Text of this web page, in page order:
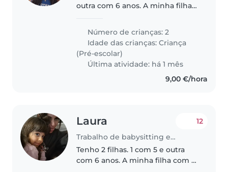
outra com 6 anos. A minha filha
as duas super amigaveis e
independentes. Gostam muito
de brincar e fazer atividades. Ja..
Número de crianças: 2
Idade das crianças:Criança
(Pré-escolar)
Última atividade: há 1 mês
9,00 €/hora
Laura
Trabalho de babysitting em Funchal
12
Tenho 2 filhas. 1 com 5 e outra
com 6 anos. A minha filha com 5